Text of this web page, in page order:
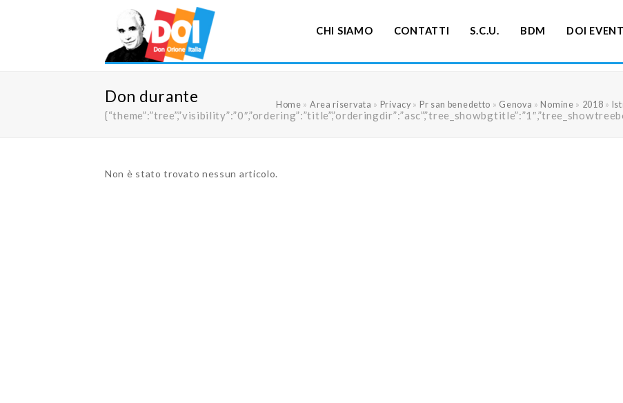
CHI SIAMO CONTATTI S.C.U. BDM DOI
Don durante Home » Area riservata » Privacy » Pr san benedetto » Genova » Nomine » 2018 »
Non è stato trovato nessun articolo.